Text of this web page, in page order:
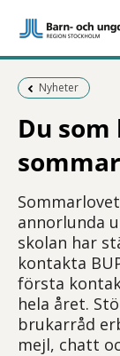
Föregående sida:
Nyheter
Du
annorlunda
skolan har
kontakta
första
hela året.
brukarråd
mejl, chatt